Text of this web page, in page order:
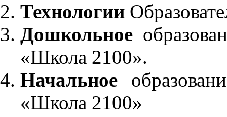
Технологии
Дошкольное
«Школа 2100».
Начальное
«Школа 2100»